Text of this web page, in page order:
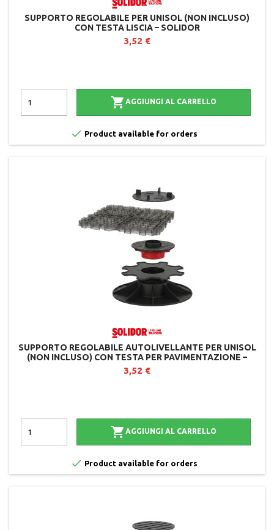
SUPPORTO REGOLABILE PER UNISOL (NON INCLUSO)
CON TESTA LISCIA – SOLIDOR
3,52 €
 AGGIUNGI AL CARRELLO
 Product available for orders
SUPPORTO REGOLABILE AUTOLIVELLANTE PER UNISOL
(NON INCLUSO) CON TESTA PER PAVIMENTAZIONE –
SOLIDOR
3,52 €
 AGGIUNGI AL CARRELLO
 Product available for orders